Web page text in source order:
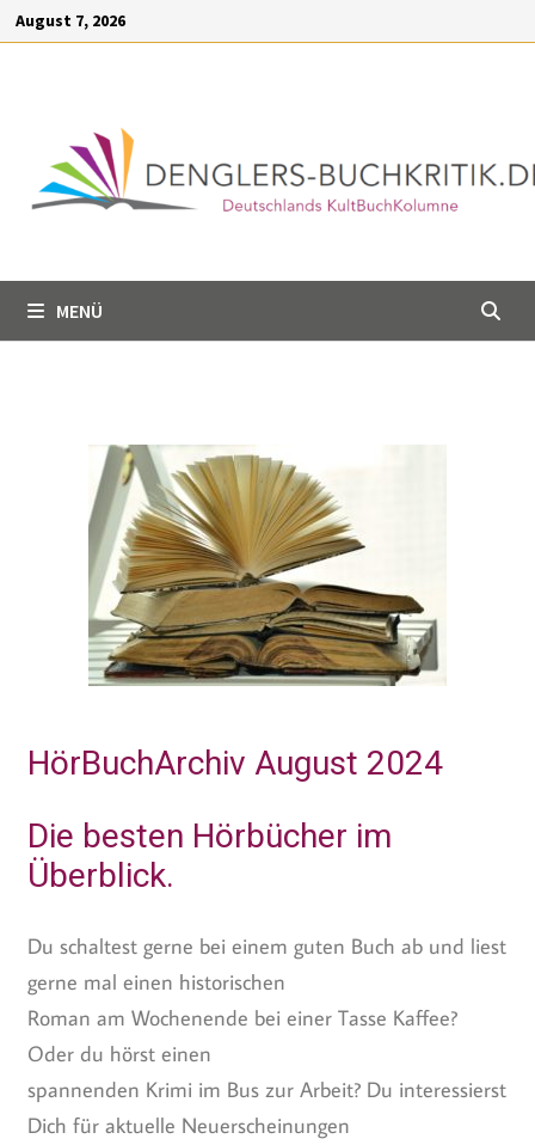
springen
August 7, 2026
MENÜ
HörBuchArchiv August 2024
Die besten Hörbücher im
Überblick.
Du schaltest gerne bei einem guten Buch ab und liest
gerne mal einen historischen
Roman am Wochenende bei einer Tasse Kaffee?
Oder du hörst einen
spannenden Krimi im Bus zur Arbeit? Du interessierst
Dich für aktuelle Neuerscheinungen